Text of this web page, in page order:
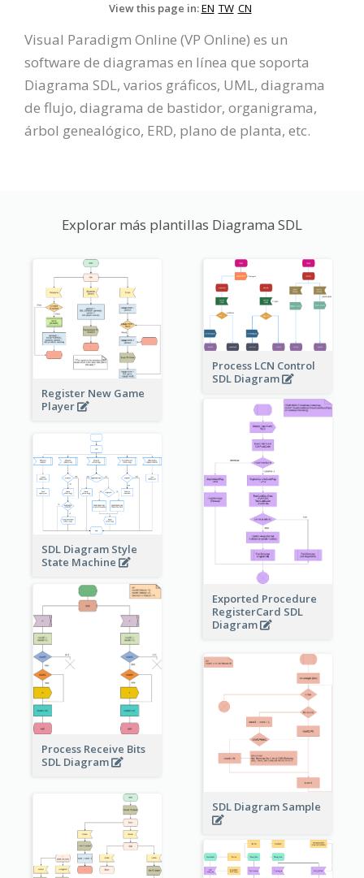
View this page in:EN TW CN
Visual Paradigm Online (VP Online) es un
software de diagramas en línea que soporta
Diagrama SDL, varios gráficos, UML, diagrama
de flujo, diagrama de bastidor, organigrama,
árbol genealógico, ERD, plano de planta, etc.
Explorar más plantillas Diagrama SDL
Register New Game
Player
Process LCN Control
SDL Diagram
Exported Procedure
RegisterCard SDL
Diagram
SDL Diagram Style
State Machine
Process Receive Bits
SDL Diagram
SDL Diagram Sample